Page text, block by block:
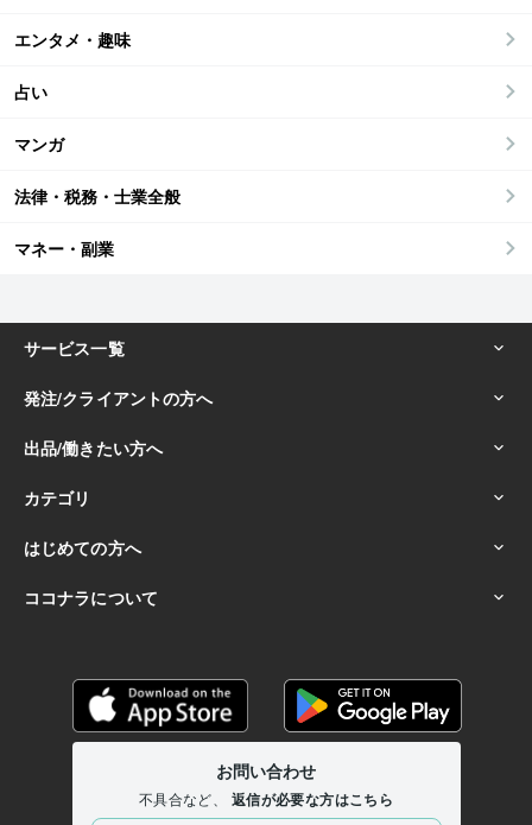
エンタメ・趣味
占い
マンガ
法律・税務・士業全般
マネー・副業